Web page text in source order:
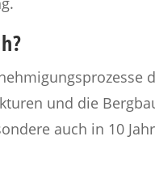
und die
auch in 10